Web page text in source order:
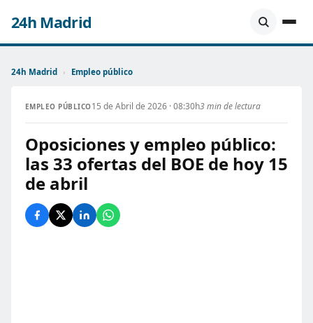
24h Madrid
24h Madrid › Empleo público
EMPLEO PÚBLICO15 de Abril de 2026 · 08:30h3 min de lectura
Oposiciones y empleo público:
las 33 ofertas del BOE de hoy 15
de abril